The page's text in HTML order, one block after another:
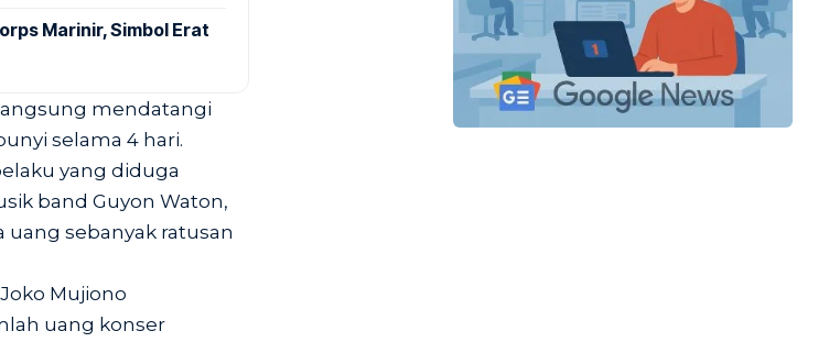
Marinir, Simbol Erat
mendatangi
selama 4 hari.
yang diduga
band Guyon Waton,
sebanyak ratusan
Mujiono
uang konser